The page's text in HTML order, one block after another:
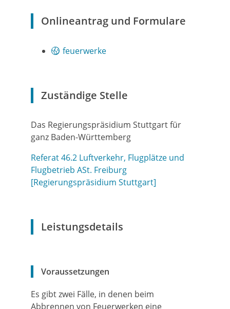
Onlineantrag und Formulare
feuerwerke
Zuständige Stelle
Das Regierungspräsidium Stuttgart für
ganz Baden-Württemberg
Referat 46.2 Luftverkehr, Flugplätze und
Flugbetrieb ASt. Freiburg
[Regierungspräsidium Stuttgart]
Leistungsdetails
Voraussetzungen
Es gibt zwei Fälle, in denen beim
Abbrennen von Feuerwerken eine